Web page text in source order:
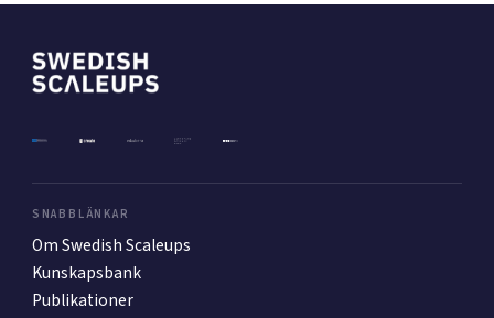
SNABBLÄNKAR
Om Swedish Scaleups
Kunskapsbank
Publikationer